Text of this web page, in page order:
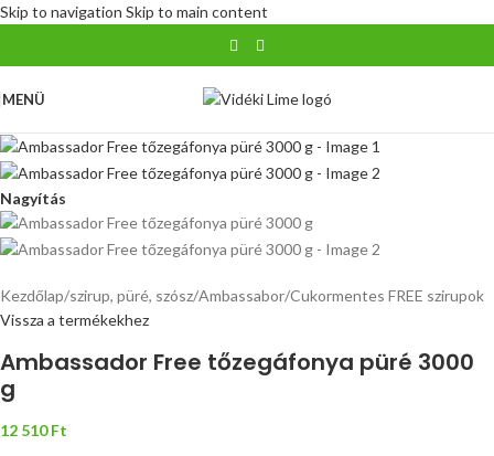
Skip to navigation Skip to main content
MENÜ
Nagyítás
Kezdőlap/szirup, püré, szósz/Ambassabor/Cukormentes FREE szirupok
Vissza a termékekhez
Ambassador Free tőzegáfonya püré 3000
g
12 510Ft